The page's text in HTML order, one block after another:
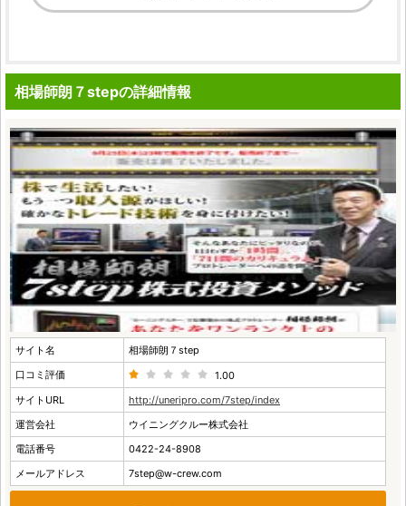
相場師朗７stepの詳細情報
サイト名
相場師朗７step
口コミ評価
1.00
サイトURL
http://uneripro.com/7step/index
運営会社
ウイニングクルー株式会社
電話番号
0422-24-8908
メールアドレス
7step@w-crew.com